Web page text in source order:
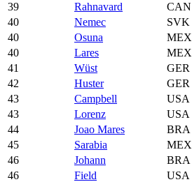
39
Rahnavard CAN
40
Nemec SVK
40
Osuna MEX
40
Lares MEX
41
Wüst GER
42
Huster GER
43
Campbell USA
43
Lorenz USA
44
Joao Mares BRA
45
Sarabia MEX
46
Johann BRA
46
Field USA